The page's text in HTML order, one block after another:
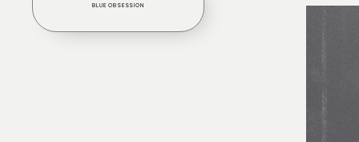
BLUE OBSESSION